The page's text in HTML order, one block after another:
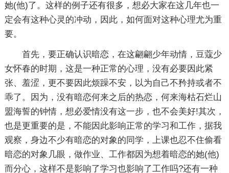
她(他)了。这样的例子还有很多，想必大家在这几年也一
定会有这种心灵的冲动，因此，如何面对这种心理尤为重
要。
首先，要正确认识暗恋，在这翩翩少年动情，豆蔻少
女怀春的时期，这是一种正常的心理，没有必要因此紧
张、羞涩，更不要因此烦躁不安，以为自己不矜持或者不
乖了。因为，没有暗恋何来之后的热恋，何来海枯石烂山
盟海誓的钟情，想必爱情没有这一步，也不会美好!其次，
也是更重要的是，不能因此影响正常的学习和工作，据我
观察，身边不少有暗恋的对象的同学，上课也忍不住偷看
暗恋的对象几眼，做作业、工作都因为想着暗恋的她(他)
而分心，这样不是影响了学习也影响了工作吗?还有一种